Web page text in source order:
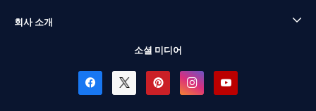
회사 소개
소셜 미디어